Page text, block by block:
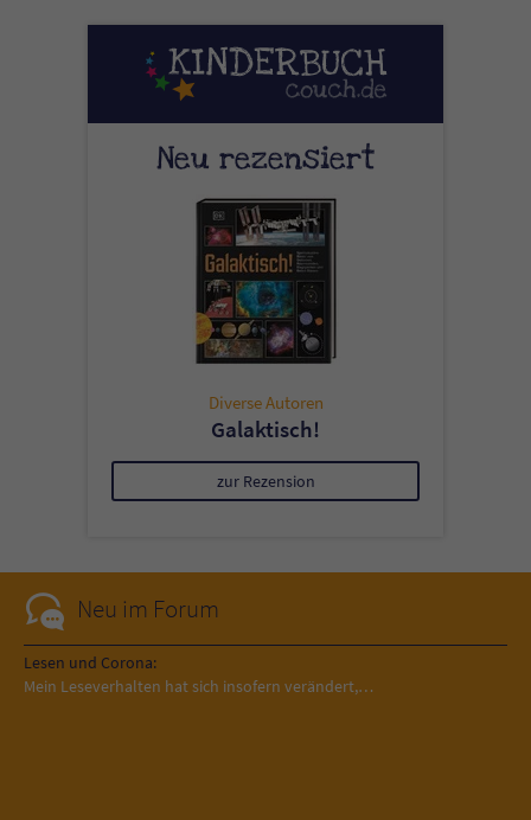
Neu rezensiert
Diverse Autoren
Galaktisch!
zur Rezension
Neu im Forum
Lesen und Corona:
Mein Leseverhalten hat sich insofern verändert,…